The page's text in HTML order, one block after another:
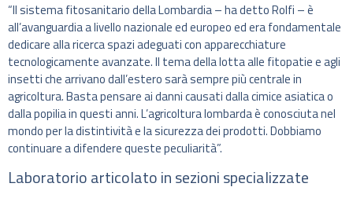
“Il sistema fitosanitario della Lombardia – ha detto Rolfi – è
all’avanguardia a livello nazionale ed europeo ed era fondamentale
dedicare alla ricerca spazi adeguati con apparecchiature
tecnologicamente avanzate. Il tema della lotta alle fitopatie e agli
insetti che arrivano dall’estero sarà sempre più centrale in
agricoltura. Basta pensare ai danni causati dalla cimice asiatica o
dalla popilia in questi anni. L’agricoltura lombarda è conosciuta nel
mondo per la distintività e la sicurezza dei prodotti. Dobbiamo
continuare a difendere queste peculiarità”.
Laboratorio articolato in sezioni specializzate